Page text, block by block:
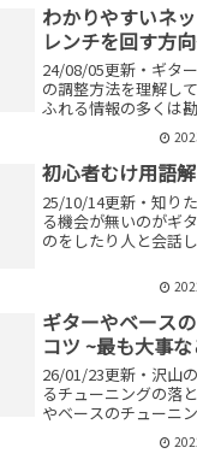
わかりやすいネ
レンチを回す方
24/08/05更新・ギタ
の調整方法を理解し
ふれる情報の多くは
す。ネックの構造・
方法を解説します。
初心者むけ用語
25/10/14更新・知り
る機会が無いのがギ
のをしたり人と会話
説します。いくつか
えておきましょう。
ギターやベース
コツ ~最も大事
26/01/23更新・沢山
るチューニングの落
やベースのチューニ
いますか？チューニ
解していないと良い